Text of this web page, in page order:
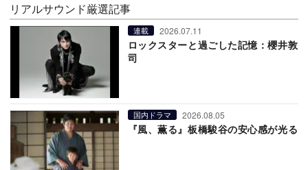
リアルサウンド厳選記事
連載 2026.07.11
ロックスターと過ごした記憶：櫻井敦
司
国内ドラマ 2026.08.05
『風、薫る』板橋駿谷の安心感が光る